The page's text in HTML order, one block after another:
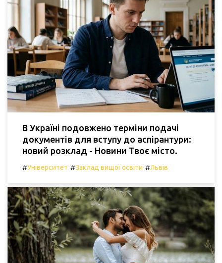
В Україні подовжено терміни подачі
документів для вступу до аспірантури:
новий розклад - Новини Твоє місто.
#Університет #Заклад вищої освіти #Львів